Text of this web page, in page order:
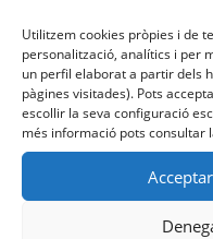
Utilitzem cookies pròpies i de
personalització, analítics i per
un perfil elaborat a partir dels
pàgines visitades). Pots
escollir la seva configuració
més informació pots consultar
CONSERVACIÓN